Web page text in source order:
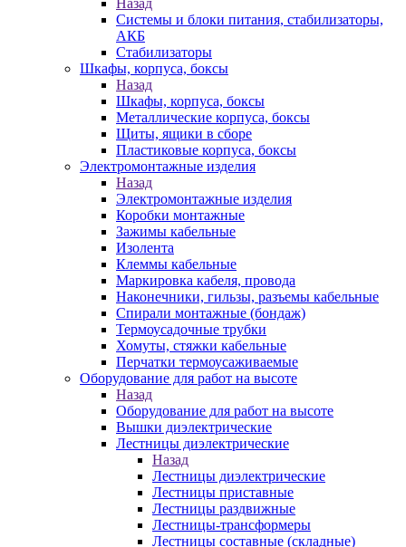
Назад
Системы и блоки питания, стабилизаторы,
АКБ
Стабилизаторы
Шкафы, корпуса, боксы
Назад
Шкафы, корпуса, боксы
Металлические корпуса, боксы
Щиты, ящики в сборе
Пластиковые корпуса, боксы
Электромонтажные изделия
Назад
Электромонтажные изделия
Коробки монтажные
Зажимы кабельные
Изолента
Клеммы кабельные
Маркировка кабеля, провода
Наконечники, гильзы, разъемы кабельные
Спирали монтажные (бондаж)
Термоусадочные трубки
Хомуты, стяжки кабельные
Перчатки термоусаживаемые
Оборудование для работ на высоте
Назад
Оборудование для работ на высоте
Вышки диэлектрические
Лестницы диэлектрические
Назад
Лестницы диэлектрические
Лестницы приставные
Лестницы раздвижные
Лестницы-трансформеры
Лестницы составные (складные)